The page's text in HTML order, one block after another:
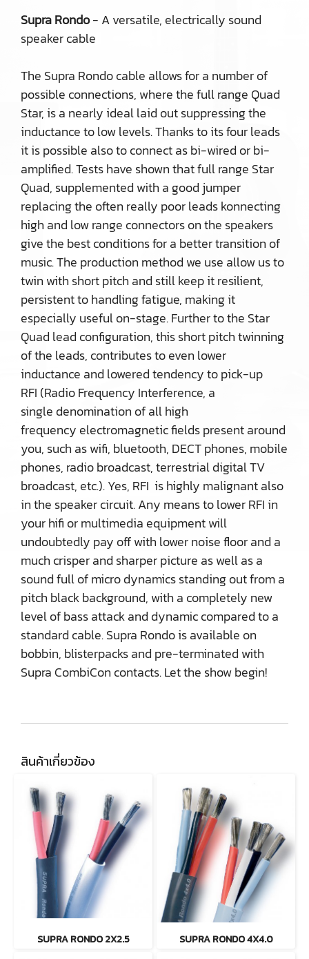
Supra Rondo- A versatile, electrically sound
speaker cable
The Supra Rondo cable allows for a number of
possible connections, where the full range Quad
Star, is a nearly ideal laid out suppressing the
inductance to low levels. Thanks to its four leads
it is possible also to connect as bi-wired or bi-
amplified. Tests have shown that full range Star
Quad, supplemented with a good jumper
replacing the often really poor leads konnecting
high and low range connectors on the speakers
give the best conditions for a better transition of
music. The production method we use allow us to
twin with short pitch and still keep it resilient,
persistent to handling fatigue, making it
especially useful on-stage. Further to the Star
Quad lead configuration, this short pitch twinning
of the leads, contributes to even lower
inductance and lowered tendency to pick-up
RFI (Radio Frequency Interference, a
single denomination of all high
frequency electromagnetic fields present around
you, such as wifi, bluetooth, DECT phones, mobile
phones, radio broadcast, terrestrial digital TV
broadcast, etc.). Yes, RFI is highly malignant also
in the speaker circuit. Any means to lower RFI in
your hifi or multimedia equipment will
undoubtedly pay off with lower noise floor and a
much crisper and sharper picture as well as a
sound full of micro dynamics standing out from a
pitch black background, with a completely new
level of bass attack and dynamic compared to a
standard cable. Supra Rondo is available on
bobbin, blisterpacks and pre-terminated with
Supra CombiCon contacts. Let the show begin!
สินค้าเกี่ยวข้อง
SUPRA RONDO 2X2.5 SUPRA RONDO 4X4.0